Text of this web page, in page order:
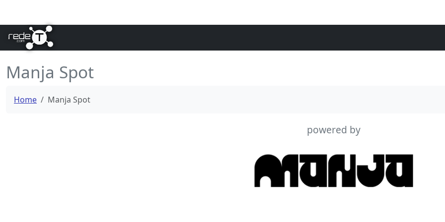
Manja Spot
Home Manja Spot
powered by